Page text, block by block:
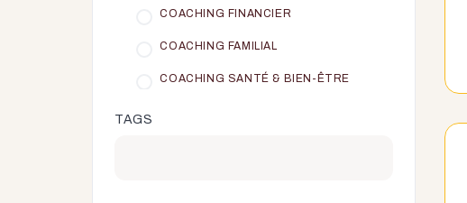
COACHING FINANCIER
COACHING FAMILIAL
COACHING SANTÉ & BIEN-ÊTRE
TAGS